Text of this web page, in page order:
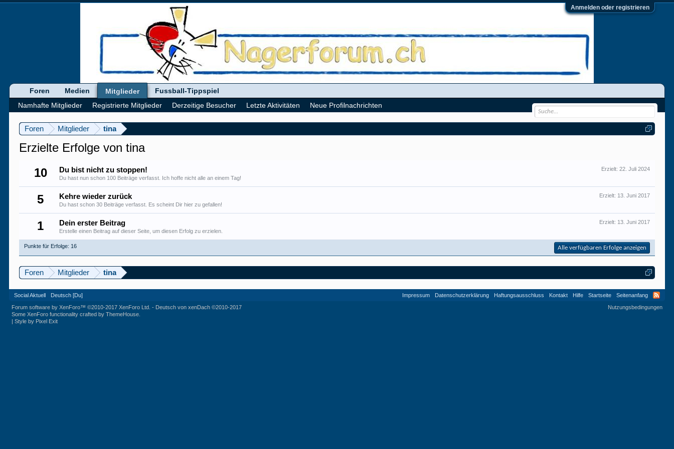
Anmelden oder registrieren
Foren Mitglieder tina
Erzielte Erfolge von tina
10
Erzielt: 22. Juli 2024
Du bist nicht zu stoppen!
Du hast nun schon 100 Beiträge verfasst. Ich hoffe nicht alle an einem Tag!
5 Erzielt: 13. Juni 2017
Kehre wieder zurück
Du hast schon 30 Beiträge verfasst. Es scheint Dir hier zu gefallen!
1 Erzielt: 13. Juni 2017
Dein erster Beitrag
Erstelle einen Beitrag auf dieser Seite, um diesen Erfolg zu erzielen.
Punkte für Erfolge: 16 Alle verfügbaren Erfolge anzeigen
Foren Mitglieder tina
Foren Medien
Mitglieder
Namhafte Mitglieder
Registrierte Mitglieder Derzeitige Besucher Letzte Aktivitäten Neue Profilnachrichten
Fussball-Tippspiel
Social Aktuell Deutsch [Du] Impressum Datenschutzerklärung Haftungsausschluss Kontakt Hilfe Startseite
Seitenanfang
Nutzungsbedingungen
Forum software by XenForo™©2010-2017 XenForo Ltd. - Deutsch von xenDach©2010-2017
Some XenForo functionality crafted byThemeHouse
|Style by Pixel Exit